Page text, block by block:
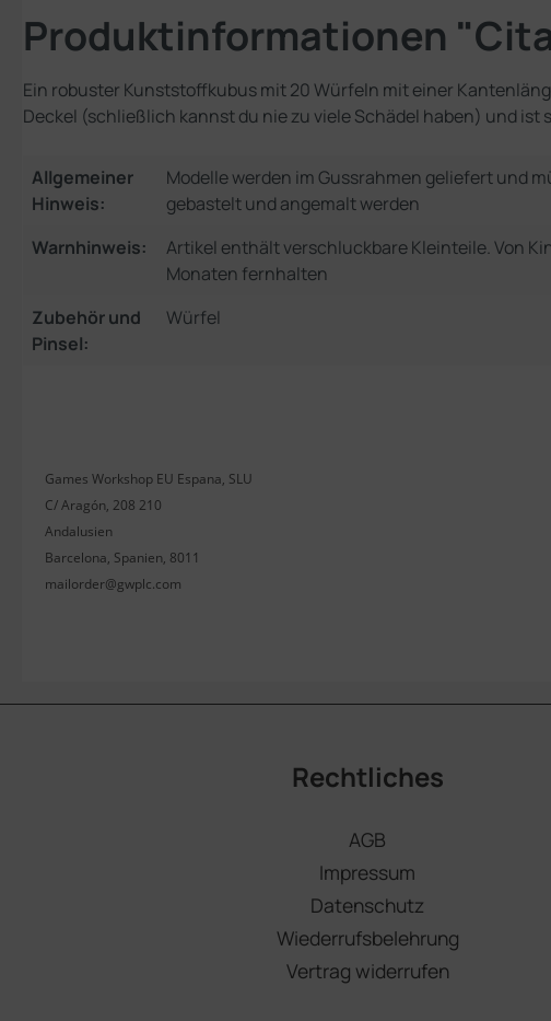
Produktinformationen
Ein robuster Kunststoffkubus mit 20 Würfeln mit einer
Deckel (schließlich kannst du nie zu viele Schädel haben) und
Allgemeiner
Hinweis:
Modelle werden im Gussrahmen geliefert und
gebastelt und angemalt werden
Warnhinweis:
Artikel enthält verschluckbare Kleinteile. Von
Monaten fernhalten
Zubehör und
Pinsel:
Würfel
Games Workshop EU Espana, SLU
C/ Aragón, 208 210
Andalusien
Barcelona, Spanien, 8011
mailorder@gwplc.com
Rechtliches
AGB
Impressum
Datenschutz
Wiederrufsbelehrung
Vertrag widerrufen